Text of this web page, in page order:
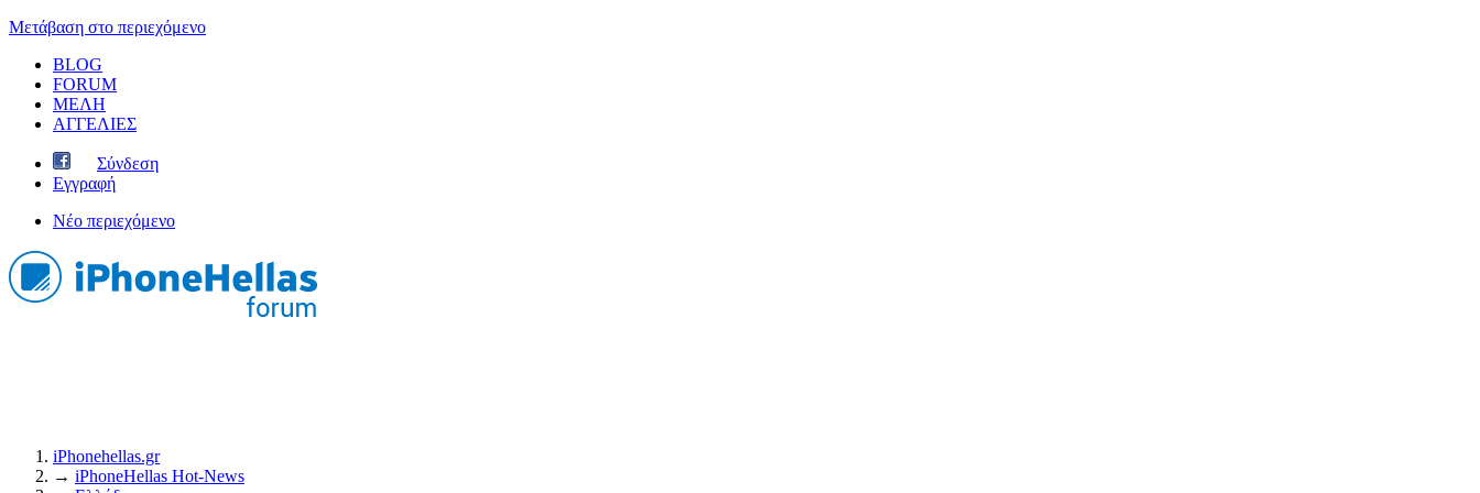
Μετάβαση στο περιεχόμενο
BLOG
FORUM
ΜΕΛΗ
ΑΓΓΕΛΙΕΣ
Σύνδεση
Εγγραφή
Νέο περιεχόμενο
iPhonehellas.gr
→ iPhoneHellas Ηot-News